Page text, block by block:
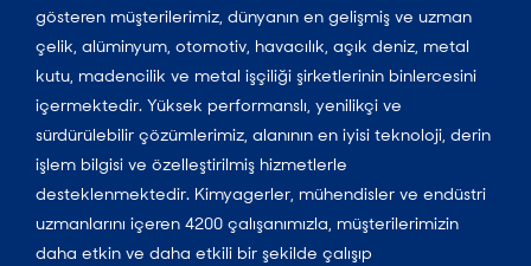
gösteren müşterilerimiz, dünyanın en gelişmiş ve uzman
çelik, alüminyum, otomotiv, havacılık, açık deniz, metal
kutu, madencilik ve metal işçiliği şirketlerinin binlercesini
içermektedir. Yüksek performanslı, yenilikçi ve
sürdürülebilir çözümlerimiz, alanının en iyisi teknoloji, derin
işlem bilgisi ve özelleştirilmiş hizmetlerle
desteklenmektedir. Kimyagerler, mühendisler ve endüstri
uzmanlarını içeren 4200 çalışanımızla, müşterilerimizin
daha etkin ve daha etkili bir şekilde çalışıp